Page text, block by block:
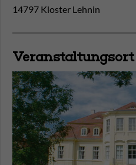
14797 Kloster Lehnin
Veranstaltungsort